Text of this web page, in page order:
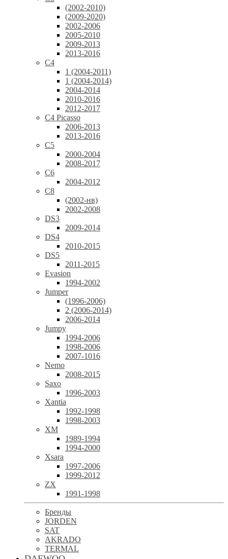
(2002-2010)
(2009-2020)
2002-2006
2005-2010
2009-2013
2013-2016
C4
1 (2004-2011)
1 (2004-2014)
2004-2014
2010-2016
2012-2017
C4 Picasso
2006-2013
2013-2016
C5
2000-2004
2008-2017
C6
2004-2012
C8
(2002-нв)
2002-2008
DS3
2009-2014
DS4
2010-2015
DS5
2011-2015
Evasion
1994-2002
Jumper
(1996-2006)
2 (2006-2014)
2006-2014
Jumpy
1994-2006
1998-2006
2007-1016
Nemo
2008-2015
Saxo
1996-2003
Xantia
1992-1998
1998-2003
XM
1989-1994
1994-2000
Xsara
1997-2006
1999-2012
ZX
1991-1998
Бренды
JORDEN
SAT
AKRADO
TERMAL